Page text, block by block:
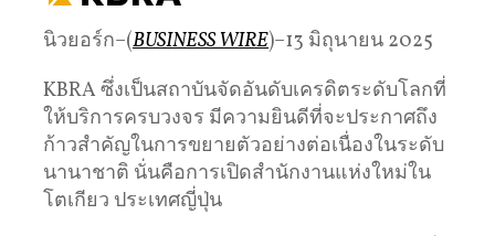
นิวยอร์ก–(BUSINESS WIRE)–13 มิถุนายน 2025
KBRA ซึ่งเป็นสถาบันจัดอันดับเครดิตระดับโลกที่
ให้บริการครบวงจร มีความยินดีที่จะประกาศถึง
ก้าวสำคัญในการขยายตัวอย่างต่อเนื่องในระดับ
นานาชาติ นั่นคือการเปิดสำนักงานแห่งใหม่ใน
โตเกียว ประเทศญี่ปุ่น